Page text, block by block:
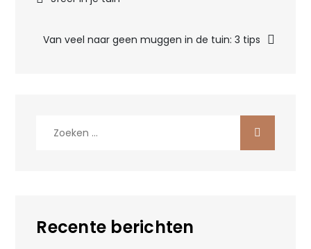
navigatie
Van veel naar geen muggen in de tuin: 3 tips
Recente berichten